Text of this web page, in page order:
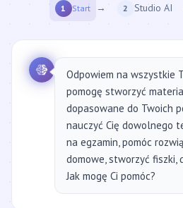
1 Start → 2 Studio AI
Odpowiem na wszystkie
pomogę stworzyć
dopasowane do Twoich
nauczyć Cię dowolnego
na egzamin, pomóc
domowe, stworzyć fiszki,
Jak mogę Ci pomóc?